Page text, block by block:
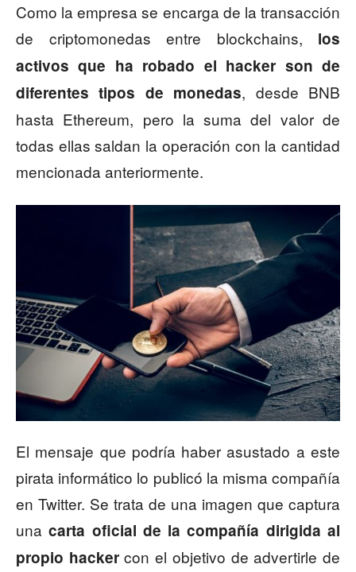
Como la empresa se encarga de la transacción
de criptomonedas entre blockchains, los
activos que ha robado el hacker son de
diferentes tipos de monedas, desde BNB
hasta Ethereum, pero la suma del valor de
todas ellas saldan la operación con la cantidad
mencionada anteriormente.
El mensaje que podría haber asustado a este
pirata informático lo publicó la misma compañía
en Twitter. Se trata de una imagen que captura
unacarta oficial de la compañía dirigida al
propio hackercon el objetivo de advertirle de